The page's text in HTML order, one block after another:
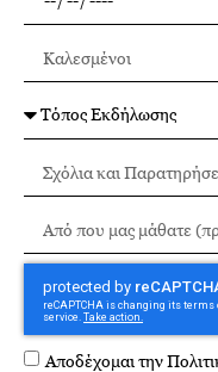
Αποδέχομαι την